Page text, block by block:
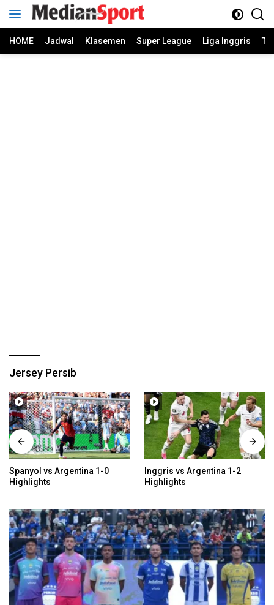
HOME Jadwal Klasemen Super League Liga Inggris
Jersey Persib
Inggris vs Argentina 1-2
Highlights
Meksiko vs Inggris 2-3
Highlights